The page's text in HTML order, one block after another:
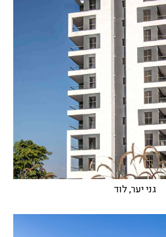
גני יער, לוד